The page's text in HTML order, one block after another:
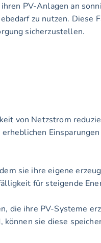
PV-Anlagen an
zu nutzen. Diese
sicherzustellen.
für steigende
sie diese